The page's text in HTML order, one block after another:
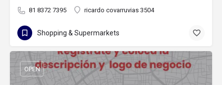
81 8372 7395 ricardo covarruvias 3504
Shopping & Supermarkets
OPEN